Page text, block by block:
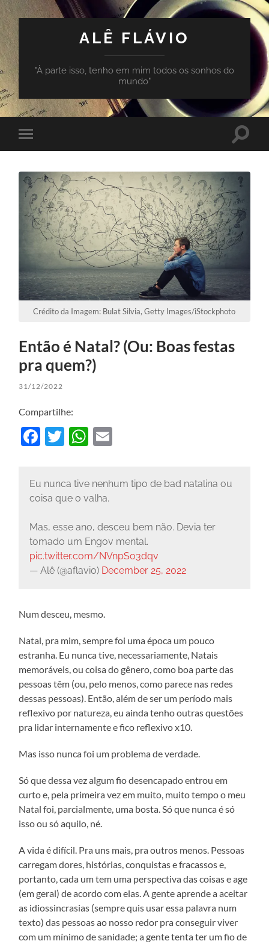
ALÊ FLÁVIO
"À parte isso, tenho em mim todos os sonhos do
mundo"
Toggle
mobile
Toggle
Crédito da Imagem: Bulat Silvia, Getty Images/iStockphoto
Então é Natal? (Ou: Boas festas
pra quem?)
31/12/2022
Compartilhe:
Facebook
TwitterWhatsApp
Eu nunca tive nenhum tipo de bad natalina ou
coisa que o valha.
Mas, esse ano, desceu bem não. Devia ter
tomado um Engov mental.
pic.twitter.com/NVnpSo3dqv
— Alê (@aflavio) December 25, 2022
Num desceu, mesmo.
Natal, pra mim, sempre foi uma época um pouco
estranha. Eu nunca tive, necessariamente, Natais
memoráveis, ou coisa do gênero, como boa parte das
pessoas têm (ou, pelo menos, como parece nas redes
dessas pessoas). Então, além de ser um período mais
reflexivo por natureza, eu ainda tenho outras questões
pra lidar internamente e fico reflexivo x10.
Mas isso nunca foi um problema de verdade.
Só que dessa vez algum fio desencapado entrou em
curto e, pela primeira vez em muito, muito tempo o meu
Natal foi, parcialmente, uma bosta. Só que nunca é só
isso ou só aquilo, né.
A vida é difícil. Pra uns mais, pra outros menos. Pessoas
carregam dores, histórias, conquistas e fracassos e,
portanto, cada um tem uma perspectiva das coisas e age
(em geral) de acordo com elas. A gente aprende a aceitar
as idiossincrasias (sempre quis usar essa palavra num
texto) das pessoas ao nosso redor pra conseguir viver
com um mínimo de sanidade; a gente tenta ter um fio de